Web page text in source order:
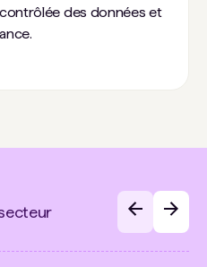
des données et